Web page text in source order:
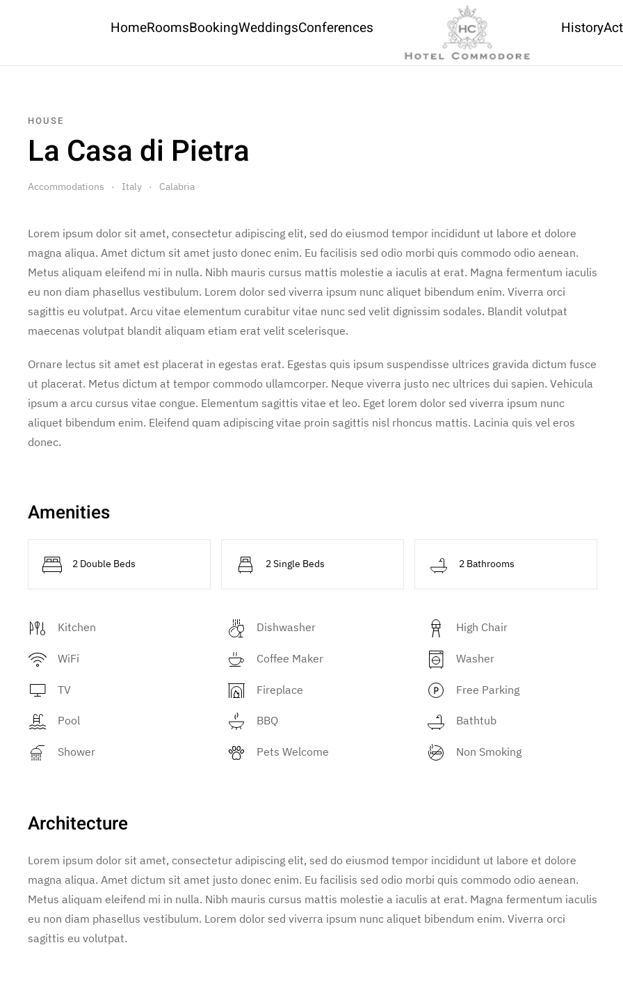
HomeRoomsBookingWeddingsConferences History
HOUSE
La Casa di Pietra
Accommodations Italy Calabria
Lorem ipsum dolor sit amet, consectetur adipiscing elit, sed do eiusmod tempor incididunt ut labore et dolore
magna aliqua. Amet dictum sit amet justo donec enim. Eu facilisis sed odio morbi quis commodo odio aenean.
Metus aliquam eleifend mi in nulla. Nibh mauris cursus mattis molestie a iaculis at erat. Magna fermentum iaculis
eu non diam phasellus vestibulum. Lorem dolor sed viverra ipsum nunc aliquet bibendum enim. Viverra orci
sagittis eu volutpat. Arcu vitae elementum curabitur vitae nunc sed velit dignissim sodales. Blandit volutpat
maecenas volutpat blandit aliquam etiam erat velit scelerisque.
Ornare lectus sit amet est placerat in egestas erat. Egestas quis ipsum suspendisse ultrices gravida dictum fusce
ut placerat. Metus dictum at tempor commodo ullamcorper. Neque viverra justo nec ultrices dui sapien. Vehicula
ipsum a arcu cursus vitae congue. Elementum sagittis vitae et leo. Eget lorem dolor sed viverra ipsum nunc
aliquet bibendum enim. Eleifend quam adipiscing vitae proin sagittis nisl rhoncus mattis. Lacinia quis vel eros
donec.
Amenities
2 Double Beds 2 Single Beds 2 Bathrooms
Kitchen Dishwasher High Chair
WiFi Coffee Maker Washer
TV Fireplace Free Parking
Pool BBQ Bathtub
Shower Pets Welcome Non Smoking
Architecture
Lorem ipsum dolor sit amet, consectetur adipiscing elit, sed do eiusmod tempor incididunt ut labore et dolore
magna aliqua. Amet dictum sit amet justo donec enim. Eu facilisis sed odio morbi quis commodo odio aenean.
Metus aliquam eleifend mi in nulla. Nibh mauris cursus mattis molestie a iaculis at erat. Magna fermentum iaculis
eu non diam phasellus vestibulum. Lorem dolor sed viverra ipsum nunc aliquet bibendum enim. Viverra orci
sagittis eu volutpat.